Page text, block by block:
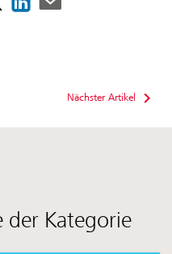
Nächster Artikel
der Kategorie